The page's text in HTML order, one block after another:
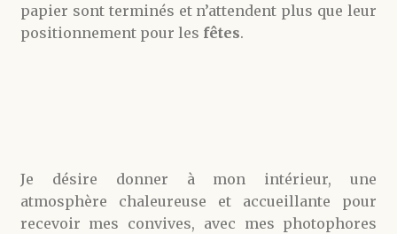
papier sont terminés et n’attendent plus que leur
positionnement pour les fêtes.
Je désire donner à mon intérieur, une
atmosphère chaleureuse et accueillante pour
recevoir mes convives, avec mes photophores